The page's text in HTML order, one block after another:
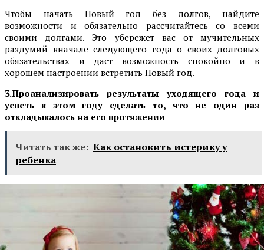
Чтобы начать Новый год без долгов, найдите
возможности и обязательно рассчитайтесь со всеми
своими долгами. Это убережет вас от мучительных
раздумий вначале следующего года о своих долговых
обязательствах и даст возможность спокойно и в
хорошем настроении встретить Новый год.
3.Проанализировать результаты уходящего года и
успеть в этом году сделать то, что не один раз
откладывалось на его протяжении
Читать так же: Как остановить истерику у
ребенка